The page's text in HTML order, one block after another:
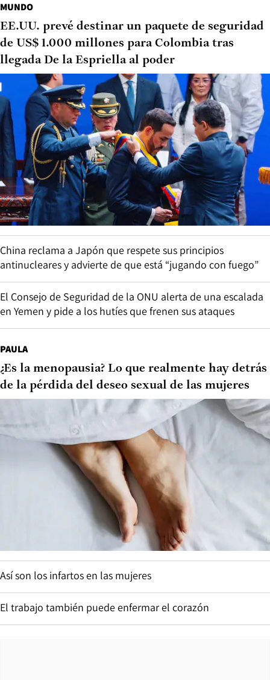
MUNDO
EE.UU. prevé destinar un paquete de seguridad
de US$ 1.000 millones para Colombia tras
llegada De la Espriella al poder
China reclama a Japón que respete sus principios
antinucleares y advierte de que está “jugando con fuego”
El Consejo de Seguridad de la ONU alerta de una escalada
en Yemen y pide a los hutíes que frenen sus ataques
PAULA
¿Es la menopausia? Lo que realmente hay detrás
de la pérdida del deseo sexual de las mujeres
Así son los infartos en las mujeres
El trabajo también puede enfermar el corazón